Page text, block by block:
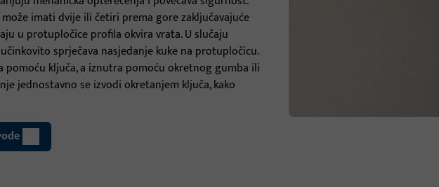
Pragovi za vrata
Vratare
imati dvije ili četiri prema gore zaključavajuće
u protupločice profila okvira vrata. U slučaju
sprječava nasjedanje kuke na protupločicu.
pomoću ključa, a iznutra pomoću okretnog gumba ili
jednostavno se izvodi okretanjem ključa, kako